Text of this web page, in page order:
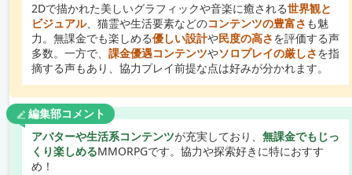
2Dで描かれた美しいグラフィックや音楽に癒される世界観と
ビジュアル、猫霊や生活要素などのコンテンツの豊富さ も魅
力。無課金でも楽しめる優しい設計や民度の高さを評価する声
多数。一方で、 課金優遇コンテンツやソロプレイの厳しさを指
摘する声もあり、協力プレイ前提な点は好みが分かれます。
編集部コメント
アバターや生活系コンテンツが充実しており、 無課金でもじっ
くり楽しめるMMORPGです。協力や探索好きに特におすす
め！